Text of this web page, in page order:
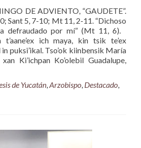
DE ADVIENTO, “GAUDETE”.
Sant 5, 7-10; Mt 11, 2-11. “Dichoso
defraudado por mí” (Mt 11, 6).
t’aane’ex ich maya, kin tsik te’ex
puksi’ikal. Tso’ok kiinbensik María
Ki’ichpan Ko’olebil Guadalupe,
de Yucatán,Arzobispo, Destacado,